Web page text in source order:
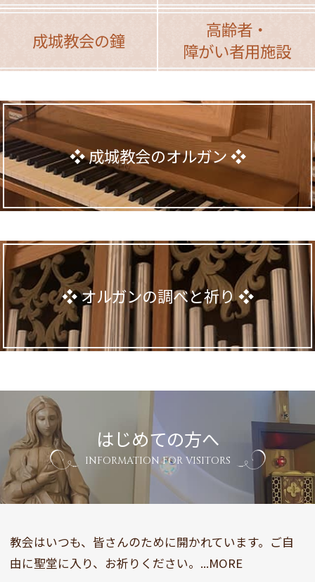
成城教会の鐘
高齢者・
障がい者用施設
成城教会のオルガン
オルガンの調べと祈り
はじめての方へ
INFORMATION FOR VISITORS
教会はいつも、皆さんのために開かれています。ご自
由に聖堂に入り、お祈りください。...MORE